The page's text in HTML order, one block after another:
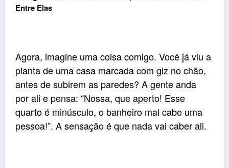
Entre Elas
Agora, imagine uma coisa comigo. Você já viu a
planta de uma casa marcada com giz no chão,
antes de subirem as paredes? A gente anda
por ali e pensa: “Nossa, que aperto! Esse
quarto é minúsculo, o banheiro mal cabe uma
pessoa!”. A sensação é que nada vai caber ali.